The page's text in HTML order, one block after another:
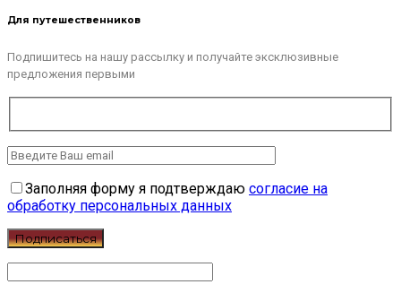
Для путешественников
Подпишитесь на нашу рассылку и получайте эксклюзивные
предложения первыми
Заполняя форму я подтверждаю согласие на
обработку персональных данных